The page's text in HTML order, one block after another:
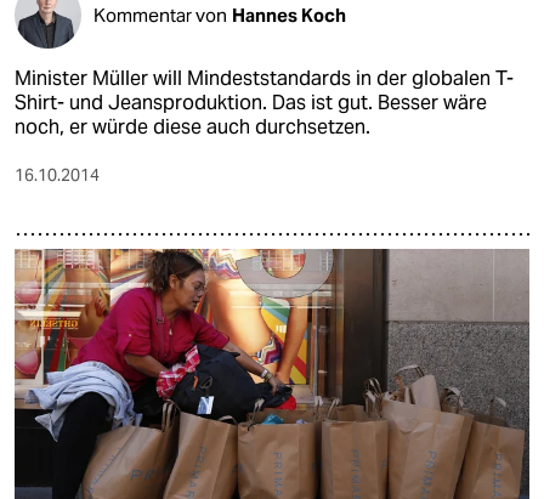
Kommentar von Hannes Koch
Minister Müller will Mindeststandards in der globalen T-
Shirt- und Jeansproduktion. Das ist gut. Besser wäre
noch, er würde diese auch durchsetzen.
16.10.2014